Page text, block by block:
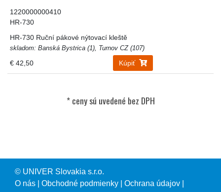
1220000000410
HR-730
HR-730 Ruční pákové nýtovací kleště
skladom: Banská Bystrica (1), Turnov CZ (107)
€ 42,50 Kúpiť
© UNIVER Slovakia s.r.o.
O nás
Obchodné podmienky Ochrana údajov